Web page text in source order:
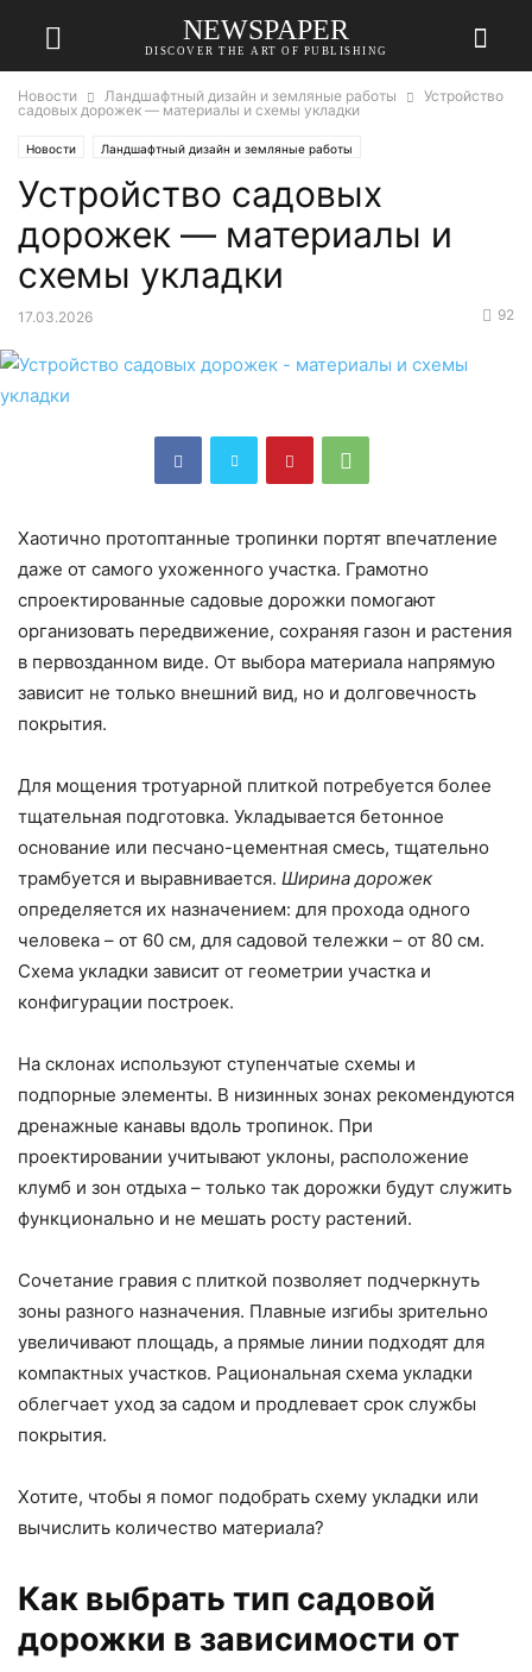
NEWSPAPER
DISCOVER THE ART OF PUBLISHING
Новости Ландшафтный дизайн и земляные работы
Устройство
садовых дорожек — материалы и схемы укладки
Новости Ландшафтный дизайн и земляные работы
Устройство садовых
дорожек — материалы и
схемы укладки
17.03.2026 92
Хаотично протоптанные тропинки портят впечатление
даже от самого ухоженного участка. Грамотно
спроектированные садовые дорожки помогают
организовать передвижение, сохраняя газон и растения
в первозданном виде. От выбора материала напрямую
зависит не только внешний вид, но и долговечность
покрытия.
Для мощения тротуарной плиткой потребуется более
тщательная подготовка. Укладывается бетонное
основание или песчано-цементная смесь, тщательно
трамбуется и выравнивается. Ширина дорожек
определяется их назначением: для прохода одного
человека – от 60 см, для садовой тележки – от 80 см.
Схема укладки зависит от геометрии участка и
конфигурации построек.
На склонах используют ступенчатые схемы и
подпорные элементы. В низинных зонах рекомендуются
дренажные канавы вдоль тропинок. При
проектировании учитывают уклоны, расположение
клумб и зон отдыха – только так дорожки будут служить
функционально и не мешать росту растений.
Сочетание гравия с плиткой позволяет подчеркнуть
зоны разного назначения. Плавные изгибы зрительно
увеличивают площадь, а прямые линии подходят для
компактных участков. Рациональная схема укладки
облегчает уход за садом и продлевает срок службы
покрытия.
Хотите, чтобы я помог подобрать схему укладки или
вычислить количество материала?
Как выбрать тип садовой
дорожки в зависимости от